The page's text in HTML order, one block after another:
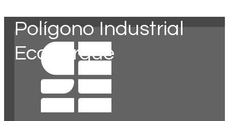
Polígono Industrial
Ecoparque